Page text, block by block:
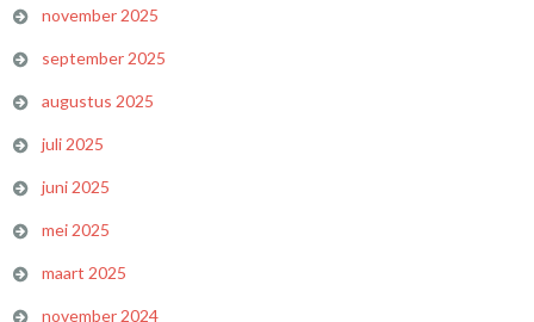
november 2025
september 2025
augustus 2025
juli 2025
juni 2025
mei 2025
maart 2025
november 2024